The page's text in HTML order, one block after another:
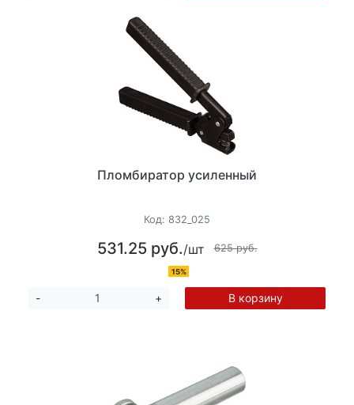
Пломбиратор усиленный
Код: 832_025
531.25 руб./шт 625 руб.
15%
- + В корзину